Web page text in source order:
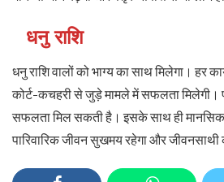
धनु राशि
धनु राशि वालों को भाग्य का साथ मिलेगा। हर
कोर्ट-कचहरी से जुड़े मामले में सफलता मिलेगी।
सफलता मिल सकती है। इसके साथ ही मानसिक
पारिवारिक जीवन सुखमय रहेगा और जीवनसाथी